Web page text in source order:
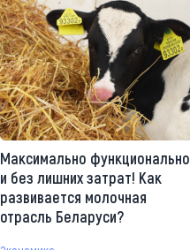
Максимально функционально
и без лишних затрат! Как
развивается молочная
отрасль Беларуси?